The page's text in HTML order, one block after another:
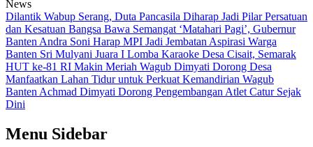
News
Dilantik Wabup Serang, Duta Pancasila Diharap Jadi Pilar Persatuan
dan Kesatuan Bangsa Bawa Semangat ‘Matahari Pagi’, Gubernur
Banten Andra Soni Harap MPI Jadi Jembatan Aspirasi Warga
Banten Sri Mulyani Juara I Lomba Karaoke Desa Cisait, Semarak
HUT ke-81 RI Makin Meriah Wagub Dimyati Dorong Desa
Manfaatkan Lahan Tidur untuk Perkuat Kemandirian Wagub
Banten Achmad Dimyati Dorong Pengembangan Atlet Catur Sejak
Dini
Menu Sidebar